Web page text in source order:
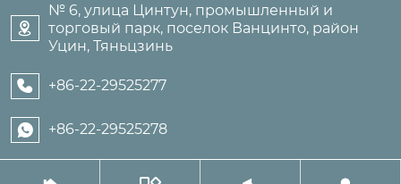

№ 6, улица Цинтун, промышленный и
торговый парк, поселок Ванцинто, район
Уцин, Тяньцзинь
 +86-22-29525277
 +86-22-29525278